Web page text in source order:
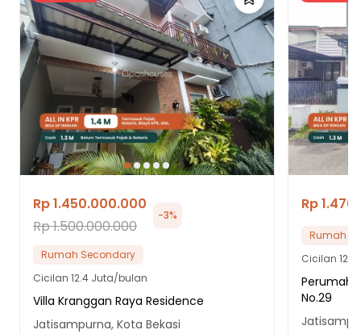
Rp 1.450.000.000
Rp 1.500.000.000
-3%
Rumah Secondary
Cicilan 12.4 Juta/bulan
Villa Kranggan Raya Residence
Jatisampurna, Kota Bekasi
Rp
Rumah
Cicilan
No.29